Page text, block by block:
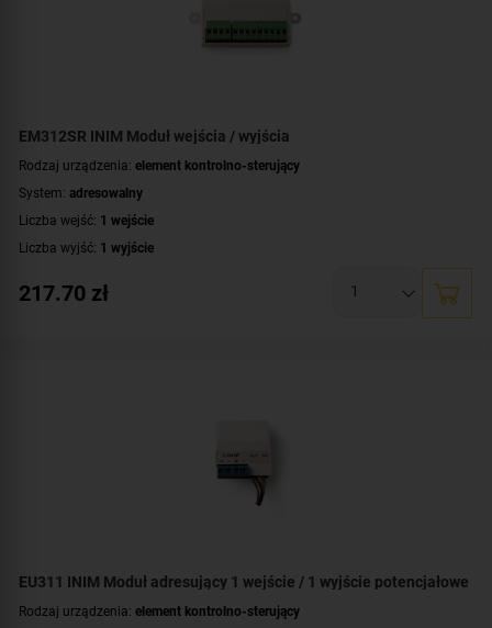
EM312SR INIM Moduł wejścia / wyjścia
Rodzaj urządzenia: element kontrolno-sterujący
System: adresowalny
Liczba wejść: 1 wejście
Liczba wyjść: 1 wyjście
Współpraca:Previdia Ultra
217.70 zł
EU311 INIM Moduł adresujący 1 wejście / 1 wyjście potencjałowe
Rodzaj urządzenia: element kontrolno-sterujący